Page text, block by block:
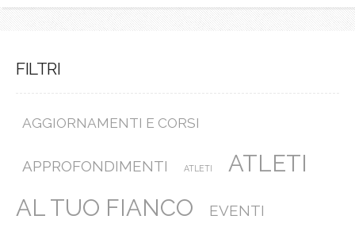
FILTRI
AGGIORNAMENTI E CORSI
APPROFONDIMENTI ATLETI
ATLETI
AL TUO FIANCO
EVENTI